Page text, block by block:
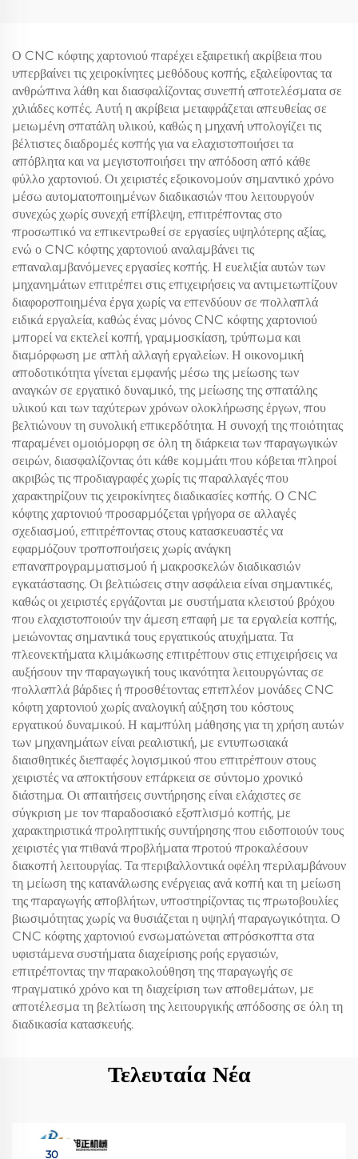
Ο CNC κόφτης χαρτονιού παρέχει εξαιρετική ακρίβεια που
υπερβαίνει τις χειροκίνητες μεθόδους κοπής, εξαλείφοντας τα
ανθρώπινα λάθη και διασφαλίζοντας συνεπή αποτελέσματα σε
χιλιάδες κοπές. Αυτή η ακρίβεια μεταφράζεται απευθείας σε
μειωμένη σπατάλη υλικού, καθώς η μηχανή υπολογίζει τις
βέλτιστες διαδρομές κοπής για να ελαχιστοποιήσει τα
απόβλητα και να μεγιστοποιήσει την απόδοση από κάθε
φύλλο χαρτονιού. Οι χειριστές εξοικονομούν σημαντικό χρόνο
μέσω αυτοματοποιημένων διαδικασιών που λειτουργούν
συνεχώς χωρίς συνεχή επίβλεψη, επιτρέποντας στο
προσωπικό να επικεντρωθεί σε εργασίες υψηλότερης αξίας,
ενώ ο CNC κόφτης χαρτονιού αναλαμβάνει τις
επαναλαμβανόμενες εργασίες κοπής. Η ευελιξία αυτών των
μηχανημάτων επιτρέπει στις επιχειρήσεις να αντιμετωπίζουν
διαφοροποιημένα έργα χωρίς να επενδύουν σε πολλαπλά
ειδικά εργαλεία, καθώς ένας μόνος CNC κόφτης χαρτονιού
μπορεί να εκτελεί κοπή, γραμμοσκίαση, τρύπωμα και
διαμόρφωση με απλή αλλαγή εργαλείων. Η οικονομική
αποδοτικότητα γίνεται εμφανής μέσω της μείωσης των
αναγκών σε εργατικό δυναμικό, της μείωσης της σπατάλης
υλικού και των ταχύτερων χρόνων ολοκλήρωσης έργων, που
βελτιώνουν τη συνολική επικερδότητα. Η συνοχή της ποιότητας
παραμένει ομοιόμορφη σε όλη τη διάρκεια των παραγωγικών
σειρών, διασφαλίζοντας ότι κάθε κομμάτι που κόβεται πληροί
ακριβώς τις προδιαγραφές χωρίς τις παραλλαγές που
χαρακτηρίζουν τις χειροκίνητες διαδικασίες κοπής. Ο CNC
κόφτης χαρτονιού προσαρμόζεται γρήγορα σε αλλαγές
σχεδιασμού, επιτρέποντας στους κατασκευαστές να
εφαρμόζουν τροποποιήσεις χωρίς ανάγκη
επαναπρογραμματισμού ή μακροσκελών διαδικασιών
εγκατάστασης. Οι βελτιώσεις στην ασφάλεια είναι σημαντικές,
καθώς οι χειριστές εργάζονται με συστήματα κλειστού βρόχου
που ελαχιστοποιούν την άμεση επαφή με τα εργαλεία κοπής,
μειώνοντας σημαντικά τους εργατικούς ατυχήματα. Τα
πλεονεκτήματα κλιμάκωσης επιτρέπουν στις επιχειρήσεις να
αυξήσουν την παραγωγική τους ικανότητα λειτουργώντας σε
πολλαπλά βάρδιες ή προσθέτοντας επιπλέον μονάδες CNC
κόφτη χαρτονιού χωρίς αναλογική αύξηση του κόστους
εργατικού δυναμικού. Η καμπύλη μάθησης για τη χρήση αυτών
των μηχανημάτων είναι ρεαλιστική, με εντυπωσιακά
διαισθητικές διεπαφές λογισμικού που επιτρέπουν στους
χειριστές να αποκτήσουν επάρκεια σε σύντομο χρονικό
διάστημα. Οι απαιτήσεις συντήρησης είναι ελάχιστες σε
σύγκριση με τον παραδοσιακό εξοπλισμό κοπής, με
χαρακτηριστικά προληπτικής συντήρησης που ειδοποιούν τους
χειριστές για πιθανά προβλήματα προτού προκαλέσουν
διακοπή λειτουργίας. Τα περιβαλλοντικά οφέλη περιλαμβάνουν
τη μείωση της κατανάλωσης ενέργειας ανά κοπή και τη μείωση
της παραγωγής αποβλήτων, υποστηρίζοντας τις πρωτοβουλίες
βιωσιμότητας χωρίς να θυσιάζεται η υψηλή παραγωγικότητα. Ο
CNC κόφτης χαρτονιού ενσωματώνεται απρόσκοπτα στα
υφιστάμενα συστήματα διαχείρισης ροής εργασιών,
επιτρέποντας την παρακολούθηση της παραγωγής σε
πραγματικό χρόνο και τη διαχείριση των αποθεμάτων, με
αποτέλεσμα τη βελτίωση της λειτουργικής απόδοσης σε όλη τη
διαδικασία κατασκευής.
Τελευταία Νέα
30